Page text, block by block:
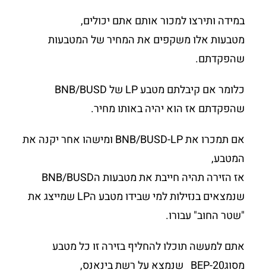
במידה ותירצו למכור אותם אתם יכולים,
מטבעות אלו משקפים את המחיר של המטבעות
שהפקדתם.
כלומר אם קיבלתם מטבע LP של BNB/BUSD
שהפקדתם אז הוא יהיה באותו מחיר.
אם תמכרו את BNB/BUSD-LP ומישהו אחר יקנה את
המטבע,
אז הזירה תהיה חייבת את מטבעות הBNB/BUSD
שנמצאים בנזילות למי שבידו מטבע הLP שמייצג את
"שטר החוב" עבורו.
אתם למעשה תוכלו להחליף בזירה זו כל מטבע
מסוגBEP-20 שנמצא על רשת בינאנס,